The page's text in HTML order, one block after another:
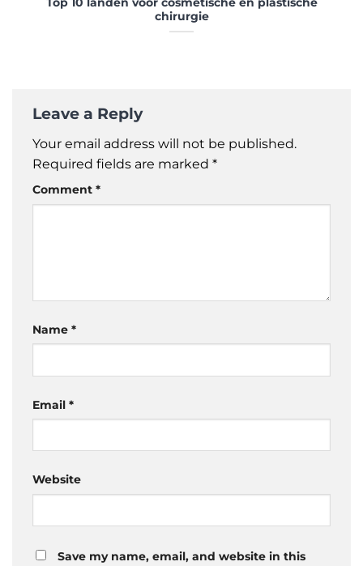
Top 10 landen voor cosmetische en plastische
chirurgie
Leave a Reply
Your email address will not be published.
Required fields are marked *
Comment *
Name *
Email *
Website
Save my name, email, and website in this